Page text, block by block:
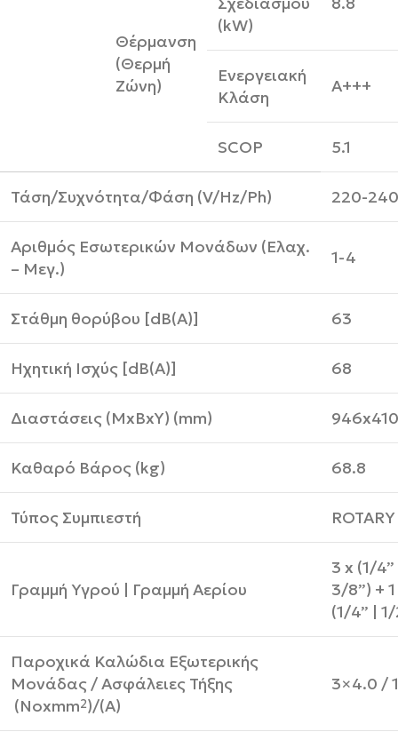
Θέρμανση
(Θερμή
Ζώνη)
(kW)
Ενεργειακή
Κλάση
A+++
SCOP 5.1
Τάση/Συχνότητα/Φάση (V/Hz/Ph) 220-
Αριθμός Εσωτερικών Μονάδων (Ελαχ.
– Μεγ.)
1-4
Στάθμη θορύβου [dB(A)] 63
Ηχητική Ισχύς [dB(A)] 68
Διαστάσεις (MxBxY) (mm)
Καθαρό Βάρος (kg) 68.8
Τύπος Συμπιεστή ROTARY
Γραμμή Υγρού | Γραμμή Αερίου
3 x (1/
3/8”) +
(1/4” |
Παροχικά Καλώδια Εξωτερικής
Μονάδας / Ασφάλειες Τήξης
(Νοxmm2)/(Α)
3×4.0 /